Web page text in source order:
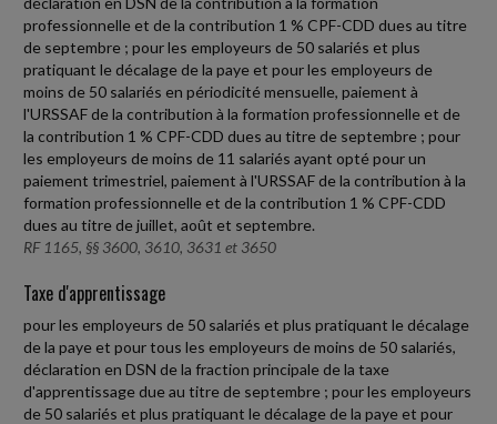
professionnelle et de la contribution 1 % CPF-CDD dues au titre
de septembre ; pour les employeurs de 50 salariés et plus
pratiquant le décalage de la paye et pour les employeurs de
moins de 50 salariés en périodicité mensuelle, paiement à
l'URSSAF de la contribution à la formation professionnelle et de
la contribution 1 % CPF-CDD dues au titre de septembre ; pour
les employeurs de moins de 11 salariés ayant opté pour un
paiement trimestriel, paiement à l'URSSAF de la contribution à la
formation professionnelle et de la contribution 1 % CPF-CDD
dues au titre de juillet, août et septembre.
RF 1165, §§ 3600, 3610, 3631 et 3650
Taxe d'apprentissage
pour les employeurs de 50 salariés et plus pratiquant le décalage
de la paye et pour tous les employeurs de moins de 50 salariés,
déclaration en DSN de la fraction principale de la taxe
d'apprentissage due au titre de septembre ; pour les employeurs
de 50 salariés et plus pratiquant le décalage de la paye et pour